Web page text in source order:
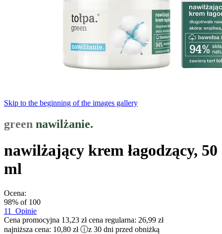
Skip to the beginning of the images gallery
green nawilżanie.
nawilżający krem łagodzący, 50
ml
Ocena:
98% of 100
11
Opinie
Cena promocyjna 13,23 zł cena regularna: 26,99 zł
najniższa cena: 10,80 zł ⓘz 30 dni przed obniżką